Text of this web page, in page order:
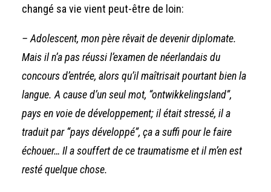
changé sa vie vient peut-être de loin:
– Adolescent, mon père rêvait de devenir diplomate.
Mais il n’a pas réussi l’examen de néerlandais du
concours d’entrée, alors qu’il maîtrisait pourtant bien la
langue. A cause d’un seul mot, “ontwikkelingsland”,
pays en voie de développement; il était stressé, il a
traduit par “pays développé”, ça a suffi pour le faire
échouer… Il a souffert de ce traumatisme et il m’en est
resté quelque chose.